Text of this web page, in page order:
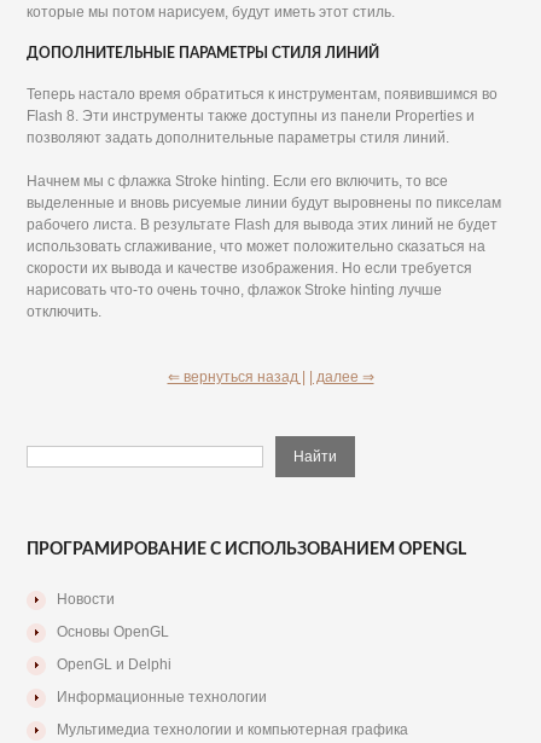
которые мы потом нарисуем, будут иметь этот стиль.
ДОПОЛНИТЕЛЬНЫЕ ПАРАМЕТРЫ СТИЛЯ ЛИНИЙ
Теперь настало время обратиться к инструментам, появившимся во
Flash 8. Эти инструменты также доступны из панели Properties и
позволяют задать дополнительные параметры стиля линий.
Начнем мы с флажка Stroke hinting. Если его включить, то все
выделенные и вновь рисуемые линии будут выровнены по пикселам
рабочего листа. В результате Flash для вывода этих линий не будет
использовать сглаживание, что может положительно сказаться на
скорости их вывода и качестве изображения. Но если требуется
нарисовать что-то очень точно, флажок Stroke hinting лучше
отключить.
⇐ вернуться назад | | далее ⇒
ПРОГРАМИРОВАНИЕ С ИСПОЛЬЗОВАНИЕМ OPENGL
Новости
Основы OpenGL
OpenGL и Delphi
Информационные технологии
Мультимедиа технологии и компьютерная графика